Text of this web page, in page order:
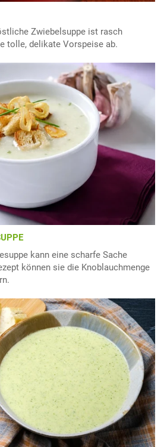
Zwiebelsuppe ist rasch
tolle, delikate Vorspeise ab.
kann eine scharfe Sache
können sie die Knoblauchmenge